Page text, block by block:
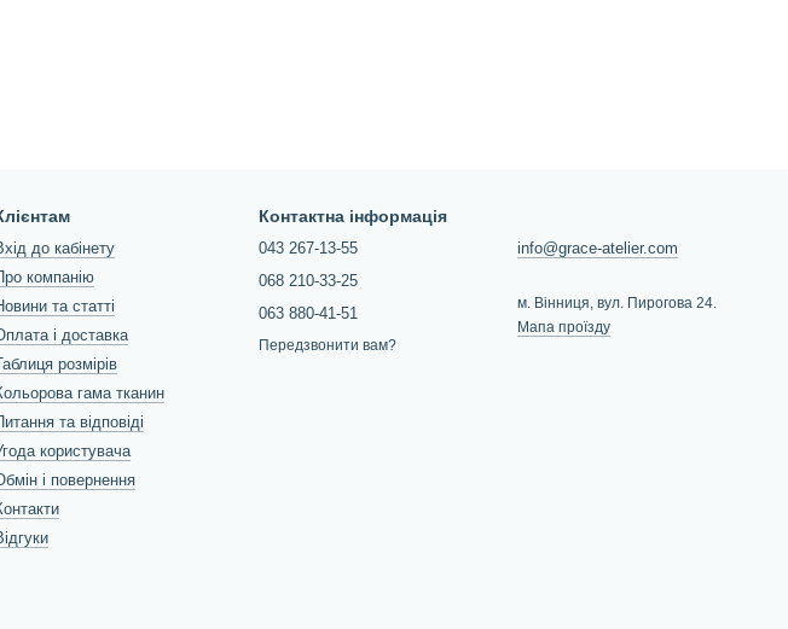
до кабінету
компанію
та статті
і доставка
розмірів
гама тканин
та відповіді
користувача
і повернення
Контактна інформація
043 267-13-55
068 210-33-25
063 880-41-51
Передзвонити вам?
info@grace-atelier.com
м. Вінниця, вул. Пирогова 24.
Мапа проїзду